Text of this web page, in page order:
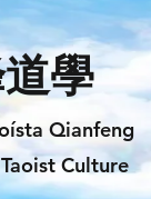
學
Qianfeng
Culture